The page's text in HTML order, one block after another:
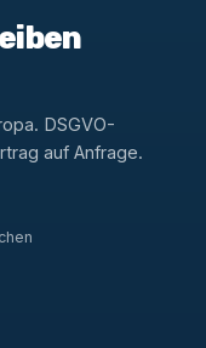
DSGVO-
auf Anfrage.